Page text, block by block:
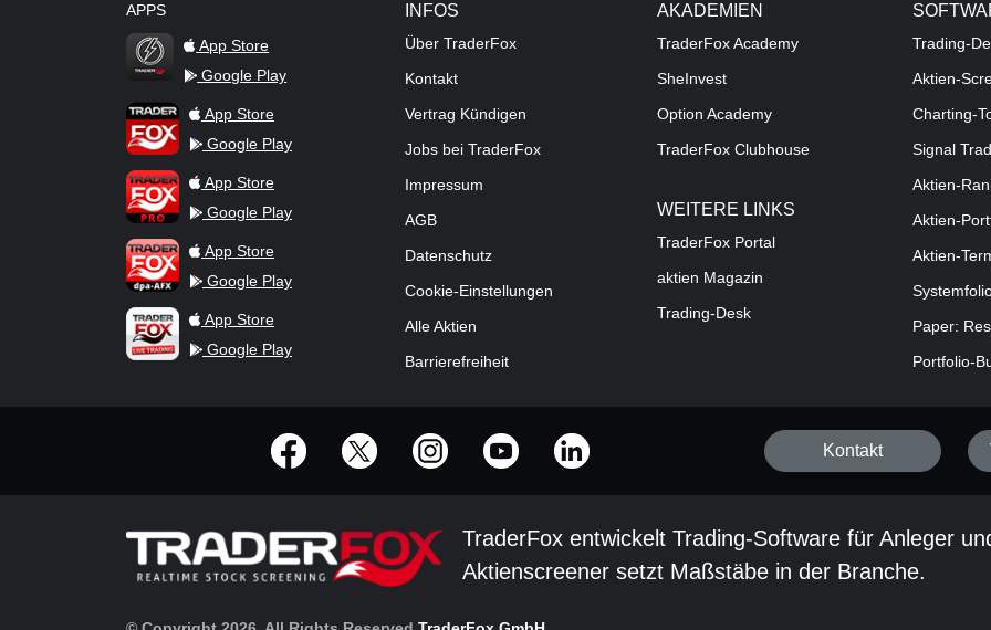
APPS
TraderFox Flash
App Store
Google Play
TraderFox AppApp Store
Google Play
TraderFox ProApp Store
Google Play
TraderFox dpa-AFX ProFeed
App Store
Google Play
TraderFox Live Trading
App Store
Google Play
INFOS
Über TraderFox
Kontakt
Vertrag Kündigen
Jobs bei TraderFox
Impressum
AGB
Datenschutz
Cookie-Einstellungen
Alle Aktien
Barrierefreiheit
AKADEMIEN
TraderFox Academy
SheInvest
Option Academy
TraderFox Clubhouse
WEITERE LINKS
TraderFox Portal
aktien Magazin
Trading-Desk
Trading-
Aktien-
Charting-
Signal
Aktien-
Aktien-
Aktien-
Paper:
Portfolio-
offizielle Social Media-Accounts
Kontakt
TraderFox entwickelt Trading-Software für Anleger
Aktienscreener setzt Maßstäbe in der Branche.